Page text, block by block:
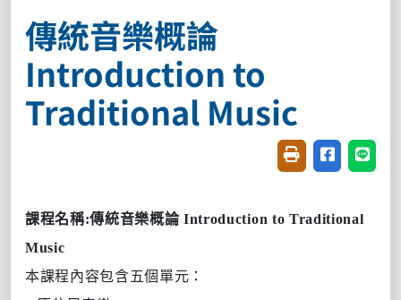
傳統音樂概論
Introduction to
Traditional Music
友善列印(開新視
分享至臉書
分享
課程名稱:傳統音樂概論Introduction to Traditional
Music
本課程內容包含五個單元：